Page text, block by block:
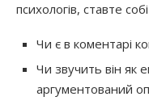
психологів, ставте
Чи є в коментарі
Чи звучить він як
аргументований